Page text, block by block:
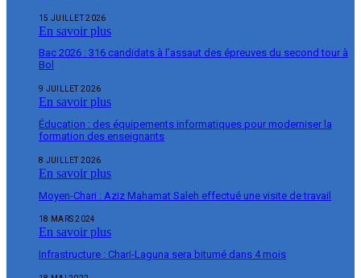
15 JUILLET 2026
En savoir plus
Bac 2026 : 316 candidats à l’assaut des épreuves du second tour à
Bol
9 JUILLET 2026
En savoir plus
Éducation : des équipements informatiques pour moderniser la
formation des enseignants
8 JUILLET 2026
En savoir plus
Moyen-Chari : Aziz Mahamat Saleh effectué une visite de travail
18 MARS 2024
En savoir plus
Infrastructure : Chari-Laguna sera bitumé dans 4 mois